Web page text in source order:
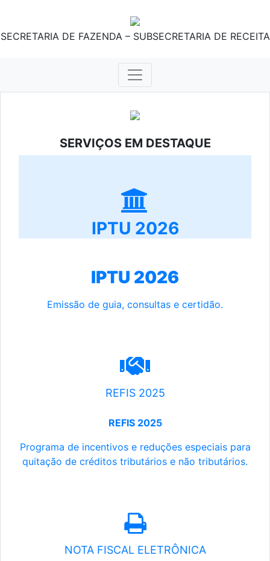
SECRETARIA DE FAZENDA – SUBSECRETARIA DE RECEITA
SERVIÇOS EM DESTAQUE
IPTU 2026
IPTU 2026
Emissão de guia, consultas e certidão.
REFIS 2025
REFIS 2025
Programa de incentivos e reduções especiais para
quitação de créditos tributários e não tributários.
NOTA FISCAL ELETRÔNICA